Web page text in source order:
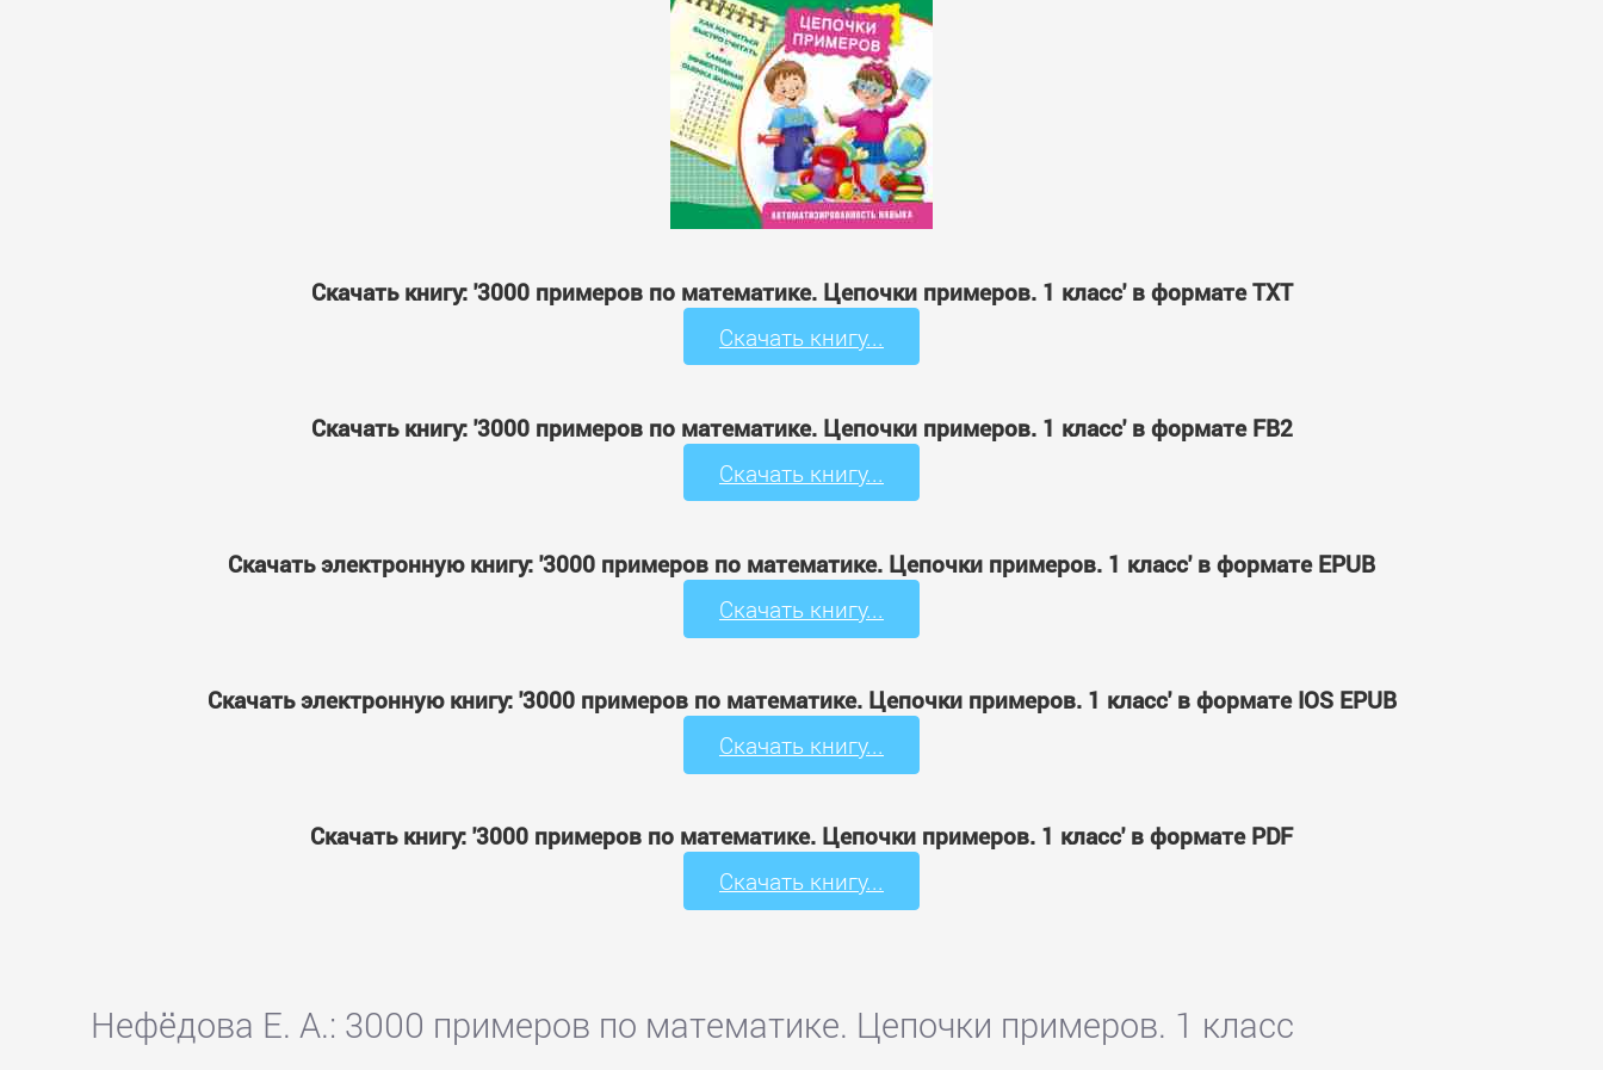
Скачать книгу: '3000 примеров по математике. Цепочки примеров. 1 класс' в формате TXT
Скачать книгу...
Скачать книгу: '3000 примеров по математике. Цепочки примеров. 1 класс' в формате FB2
Скачать книгу...
Скачать электронную книгу: '3000 примеров по математике. Цепочки примеров. 1 класс' в формате EPUB
Скачать книгу...
Скачать электронную книгу: '3000 примеров по математике. Цепочки примеров. 1 класс' в формате IOS EPUB
Скачать книгу...
Скачать книгу: '3000 примеров по математике. Цепочки примеров. 1 класс' в формате PDF
Скачать книгу...
Нефёдова Е. А.: 3000 примеров по математике. Цепочки примеров. 1 класс